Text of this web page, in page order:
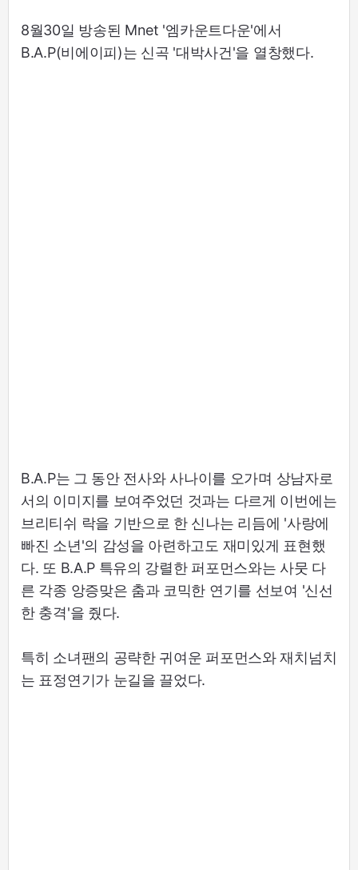
8월30일 방송된 Mnet '엠카운트다운'에서
B.A.P(비에이피)는 신곡 '대박사건'을 열창했다.
B.A.P는 그 동안 전사와 사나이를 오가며 상남자로
서의 이미지를 보여주었던 것과는 다르게 이번에는
브리티쉬 락을 기반으로 한 신나는 리듬에 '사랑에
빠진 소년'의 감성을 아련하고도 재미있게 표현했
다. 또 B.A.P 특유의 강렬한 퍼포먼스와는 사뭇 다
른 각종 앙증맞은 춤과 코믹한 연기를 선보여 '신선
한 충격'을 줬다.
특히 소녀팬의 공략한 귀여운 퍼포먼스와 재치넘치
는 표정연기가 눈길을 끌었다.